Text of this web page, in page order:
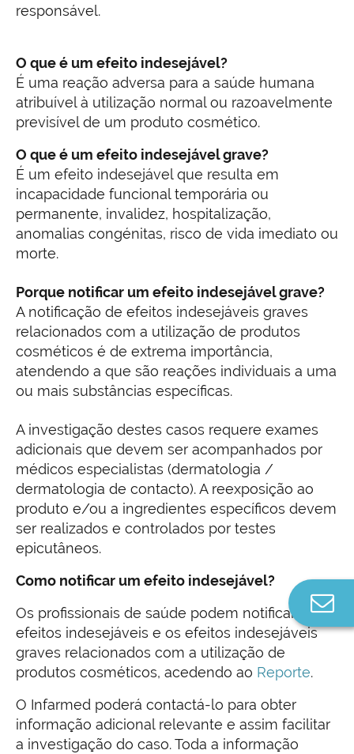
responsável.
O que é um efeito indesejável?
É uma reação adversa para a saúde humana
atribuível à utilização normal ou razoavelmente
previsível de um produto cosmético.
O que é um efeito indesejável grave?
É um efeito indesejável que resulta em
incapacidade funcional temporária ou
permanente, invalidez, hospitalização,
anomalias congénitas, risco de vida imediato ou
morte.
Porque notificar um efeito indesejável grave?
A notificação de efeitos indesejáveis graves
relacionados com a utilização de produtos
cosméticos é de extrema importância,
atendendo a que são reações individuais a uma
ou mais substâncias específicas.
A investigação destes casos requere exames
adicionais que devem ser acompanhados por
médicos especialistas (dermatologia /
dermatologia de contacto). A reexposição ao
produto e/ou a ingredientes específicos devem
ser realizados e controlados por testes
epicutâneos.
Como notificar um efeito indesejável?
Os profissionais de saúde podem notificar os
efeitos indesejáveis e os efeitos indesejáveis
graves relacionados com a utilização de
produtos cosméticos, acedendo ao Reporte.
O Infarmed poderá contactá-lo para obter
informação adicional relevante e assim facilitar
a investigação do caso. Toda a informação